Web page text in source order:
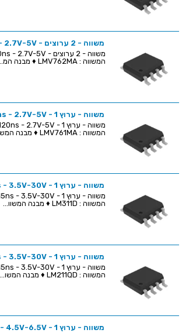
משווה - 2 ערוצים - SMD - 120ns - 2.7V-5V
המשווה : LMV762MA ♦ מבנה המ...
משווה - ערוץ 1 - SMD - 120ns - 2.7V-5V
המשווה : LMV761MA ♦ מבנה המשו...
משווה - ערוץ 1 - SMD - 115ns - 3.5V-30V
המשווה : LM311D ♦ מבנה המשוו...
משווה - ערוץ 1 - SMD - 115ns - 3.5V-30V
המשווה : LM211QD ♦ מבנה המשו...
משווה - ערוץ 1 - SMD - 12ns - 4.5V-6.5V